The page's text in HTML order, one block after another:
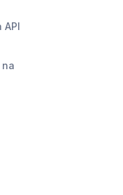
API